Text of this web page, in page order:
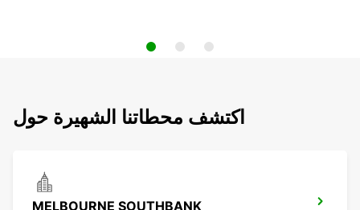
اكتشف محطاتنا الشهيرة حول
MELBOURNE SOUTHBANK